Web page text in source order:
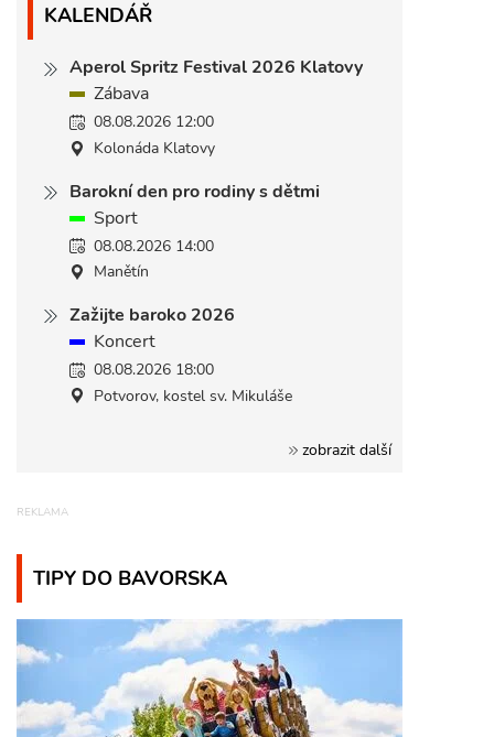
KALENDÁŘ
Aperol Spritz Festival 2026 Klatovy
Zábava
08.08.2026 12:00
Kolonáda Klatovy
Barokní den pro rodiny s dětmi
Sport
08.08.2026 14:00
Manětín
Zažijte baroko 2026
Koncert
08.08.2026 18:00
Potvorov, kostel sv. Mikuláše
zobrazit další
TIPY DO BAVORSKA